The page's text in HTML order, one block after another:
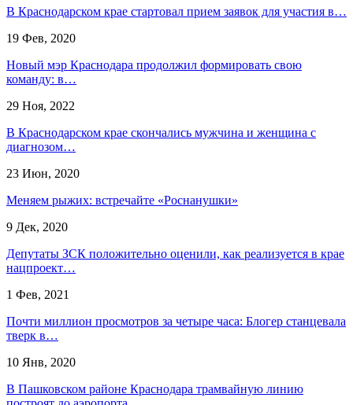
В Краснодарском крае стартовал прием заявок для участия в…
19 Фев, 2020
​Новый мэр Краснодара продолжил формировать свою
команду: в…
29 Ноя, 2022
В Краснодарском крае скончались мужчина и женщина с
диагнозом…
23 Июн, 2020
Меняем рыжих: встречайте «Роснанушки»
9 Дек, 2020
Депутаты ЗСК положительно оценили, как реализуется в крае
нацпроект…
1 Фев, 2021
Почти миллион просмотров за четыре часа: Блогер станцевала
тверк в…
10 Янв, 2020
В Пашковском районе Краснодара трамвайную линию